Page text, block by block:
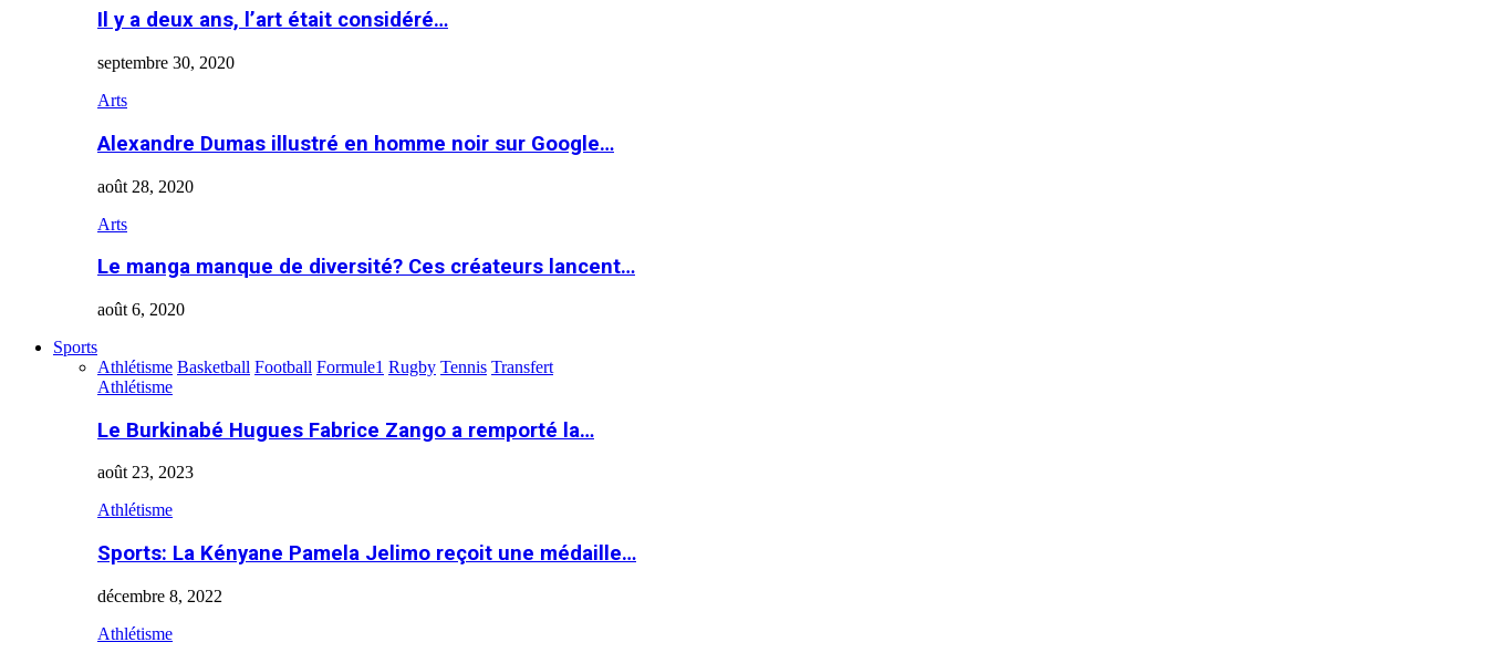
Il y a deux ans, l’art était considéré…
septembre 30, 2020
Arts
Alexandre Dumas illustré en homme noir sur Google…
août 28, 2020
Arts
Le manga manque de diversité? Ces créateurs lancent…
août 6, 2020
Sports
Athlétisme Basketball Football Formule1 Rugby Tennis Transfert
Athlétisme
Le Burkinabé Hugues Fabrice Zango a remporté la…
août 23, 2023
Athlétisme
Sports: La Kényane Pamela Jelimo reçoit une médaille…
décembre 8, 2022
Athlétisme